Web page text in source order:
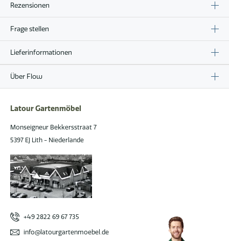
Rezensionen
Frage stellen
Lieferinformationen
Über Flow
Latour Gartenmöbel
Monseigneur Bekkersstraat 7
5397 EJ Lith - Niederlande
+49 2822 69 67 735
info@latourgartenmoebel.de